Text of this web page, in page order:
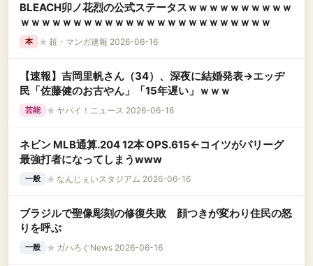
BLEACH卯ノ花烈の公式ステータスｗｗｗｗｗｗｗｗｗｗ
ｗｗｗｗｗｗｗｗｗｗｗｗｗｗｗｗｗｗｗｗｗｗｗｗ
本 ★ 超・マンガ速報 2026-06-16
【速報】吉岡里帆さん（34）、深夜に結婚発表→エッヂ
民「佐藤健のお古やん」「15年遅い」ｗｗｗ
芸能 ★ ヤバイ！ニュース 2026-06-16
ネビン MLB通算.204 12本 OPS.615←コイツがパリーグ
最強打者になってしまうwww
一般 ★ なんじぇいスタジアム 2026-06-16
ブラジルで聖像彫刻の修復失敗 顔つきが変わり住民の怒
りを呼ぶ
一般 ★ ガハろぐNews 2026-06-16